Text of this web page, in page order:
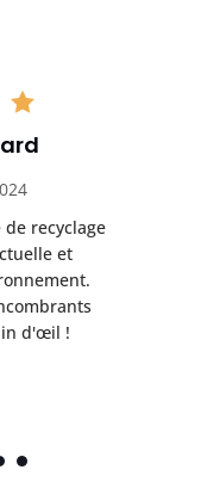
recyclage
et
d'œil !